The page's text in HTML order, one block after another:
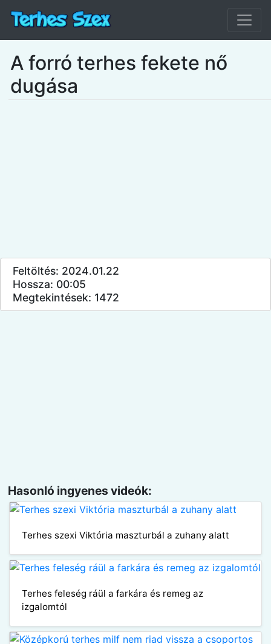
A forró terhes fekete nő
dugása
Feltöltés: 2024.01.22
Hossza: 00:05
Megtekintések: 1472
Hasonló ingyenes videók:
Terhes szexi Viktória maszturbál a zuhany alatt
Terhes feleség ráül a farkára és remeg az
izgalomtól